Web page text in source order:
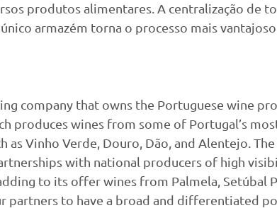
produtos alimentares. A centralização de
armazém torna o processo mais
company that owns the Portuguese wine
produces wines from some of Portugal’s
as Vinho Verde, Douro, Dão, and Alentejo.
with national producers of high
to its offer wines from Palmela, Setúbal
partners to have a broad and differentiated